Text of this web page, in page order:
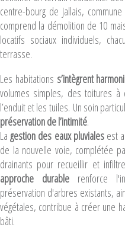
centre-bourg de Jallais,
comprend la démolition de 10
locatifs sociaux individuels,
terrasse.
Les habitations s’intègrent
volumes simples, des toitures
l’enduit et les tuiles. Un soin
préservation de l’intimité.
Lagestion des eaux pluvialesest
de la nouvelle voie, complétée
drainants pour recueillir et
approche durablerenforce
préservation d'arbres existants,
végétales, contribue à créer une
bâti.